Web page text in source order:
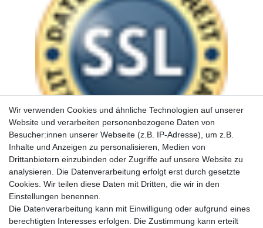
Wir verwenden Cookies und ähnliche Technologien auf unserer
Website und verarbeiten personenbezogene Daten von
Besucher:innen unserer Webseite (z.B. IP-Adresse), um z.B.
Inhalte und Anzeigen zu personalisieren, Medien von
Drittanbietern einzubinden oder Zugriffe auf unsere Website zu
analysieren. Die Datenverarbeitung erfolgt erst durch gesetzte
Cookies. Wir teilen diese Daten mit Dritten, die wir in den
Einstellungen benennen.
Die Datenverarbeitung kann mit Einwilligung oder aufgrund eines
berechtigten Interesses erfolgen. Die Zustimmung kann erteilt